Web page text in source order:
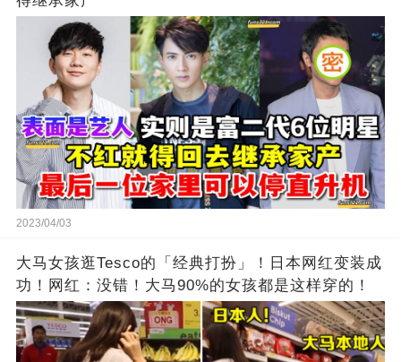
2023/04/03
大马女孩逛Tesco的「经典打扮」！日本网红变装成
功！网红：没错！大马90%的女孩都是这样穿的！